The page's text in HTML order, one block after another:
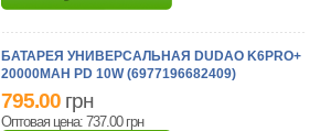
БАТАРЕЯ УНИВЕРСАЛЬНАЯ DUDAO K6PRO+
20000MAH PD 10W (6977196682409)
795.00 грн
Оптовая цена: 737.00 грн